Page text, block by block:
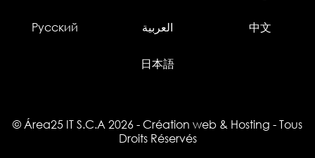
Русский العربية 中文
日本語
© Área25 IT S.C.A 2026 - Création web & Hosting - Tous
Droits Réservés